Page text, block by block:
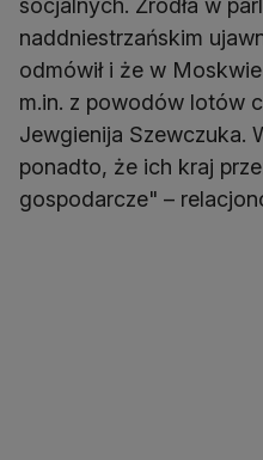
socjalnych. Źródła w
naddniestrzańskim
odmówił i że w
m.in. z powodów lotów
Jewgienija Szewczuka.
ponadto, że ich kraj
gospodarcze" –